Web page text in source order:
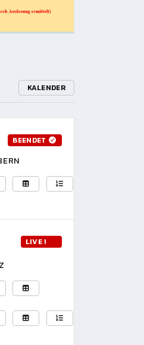
KALENDER
BEENDET
LIVE !